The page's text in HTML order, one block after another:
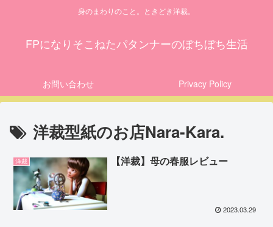
身のまわりのこと。ときどき洋裁。
FPになりそこねたパタンナーのぼちぼち生活
お問い合わせ Privacy Policy
洋裁型紙のお店Nara-Kara.
洋裁 【洋裁】母の春服レビュー
2023.03.29